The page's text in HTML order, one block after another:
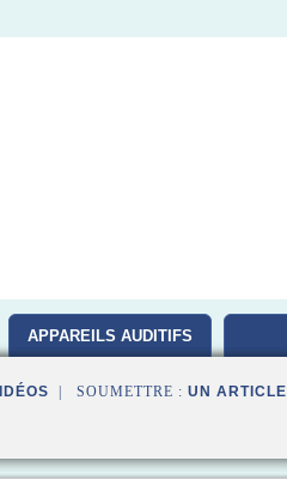
APPAREILS AUDITIFS
| SOUMETTRE : UN ARTICLE